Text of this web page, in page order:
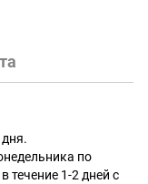
по
течение 1-2 дней с